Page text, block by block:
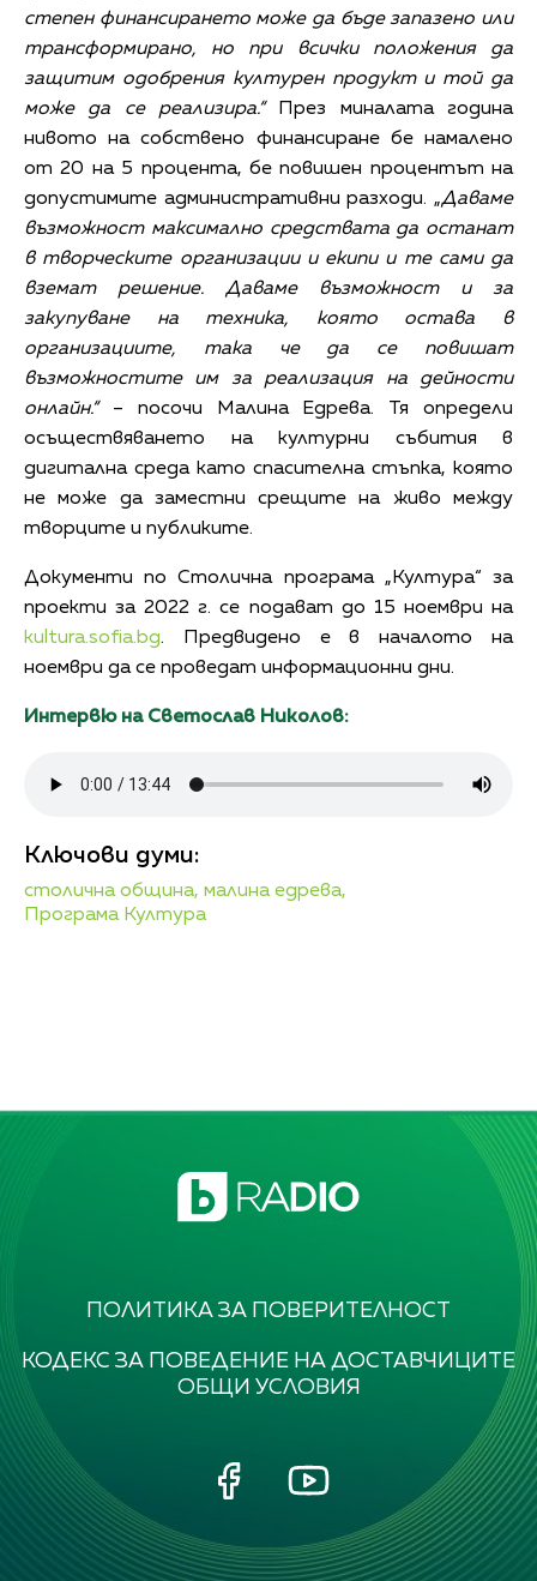
степен финансирането може да бъде запазено или
трансформирано, но при всички положения да
защитим одобрения културен продукт и той да
може да се реализира.“През миналата година
нивото на собствено финансиране бе намалено
от 20 на 5 процента, бе повишен процентът на
допустимите административни разходи. „Даваме
възможност максимално средствата да останат
в творческите организации и екипи и те сами да
вземат решение. Даваме възможност и за
закупуване на техника, която остава в
организациите, така че да се повишат
възможностите им за реализация на дейности
онлайн.“– посочи Малина Едрева. Тя определи
осъществяването на културни събития в
дигитална среда като спасителна стъпка, която
не може да заместни срещите на живо между
творците и публиките.
Документи по Столична програма „Култура“ за
проекти за 2022 г. се подават до 15 ноември на
kultura.sofia.bg. Предвидено е в началото на
ноември да се проведат информационни дни.
Интервю на Светослав Николов:
Ключови думи:
столична община, малина едрева,
Програма Култура
ПОЛИТИКА ЗА ПОВЕРИТЕЛНОСТ
КОДЕКС ЗА ПОВЕДЕНИЕ НА ДОСТАВЧИЦИТЕ
ОБЩИ УСЛОВИЯ